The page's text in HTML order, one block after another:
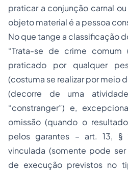
praticar a conjunção carnal
objeto material é a pessoa
No que tange a classificação
“Trata-se de crime comum
praticado por qualquer
(costuma se realizar por meio
(decorre de uma
“constranger”) e,
omissão (quando o
pelos garantes – art. 13, §
vinculada (somente pode
de execução previstos no